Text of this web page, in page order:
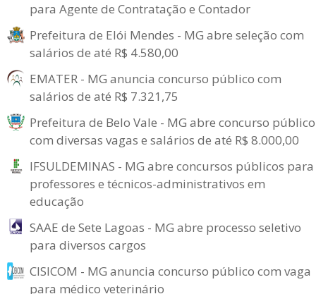
para Agente de Contratação e Contador
Prefeitura de Elói Mendes - MG abre seleção com
salários de até R$ 4.580,00
EMATER - MG anuncia concurso público com
salários de até R$ 7.321,75
Prefeitura de Belo Vale - MG abre concurso público
com diversas vagas e salários de até R$ 8.000,00
IFSULDEMINAS - MG abre concursos públicos para
professores e técnicos-administrativos em
educação
SAAE de Sete Lagoas - MG abre processo seletivo
para diversos cargos
CISICOM - MG anuncia concurso público com vaga
para médico veterinário